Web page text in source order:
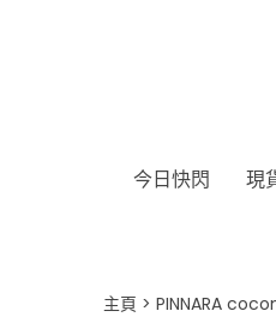
今日快閃 現
主頁 PINNARA